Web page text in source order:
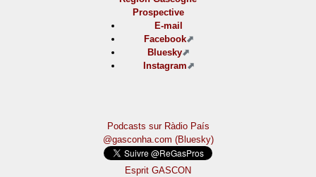
Prospective
E-mail
Facebook
Bluesky
Instagram
Podcasts sur Ràdio País
@gasconha.com (Bluesky)
Esprit GASCON